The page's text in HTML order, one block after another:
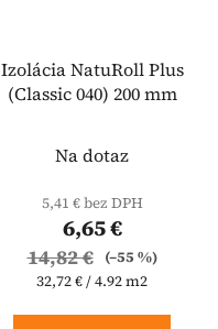
Izolácia NatuRoll Plus
(Classic 040) 200 mm
Na dotaz
5,41 € bez DPH
6,65 €
14,82 €
(–55 %)
Jednotková
32,72 € / 4.92 m2